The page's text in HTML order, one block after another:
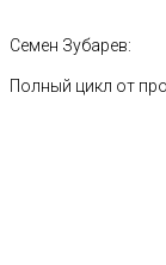
Семен Зубарев:
Полный цикл от